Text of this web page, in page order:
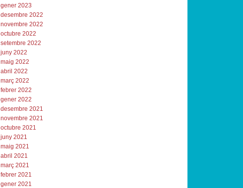
gener 2023
desembre 2022
novembre 2022
octubre 2022
setembre 2022
juny 2022
maig 2022
abril 2022
març 2022
febrer 2022
gener 2022
desembre 2021
novembre 2021
octubre 2021
juny 2021
maig 2021
abril 2021
març 2021
febrer 2021
gener 2021